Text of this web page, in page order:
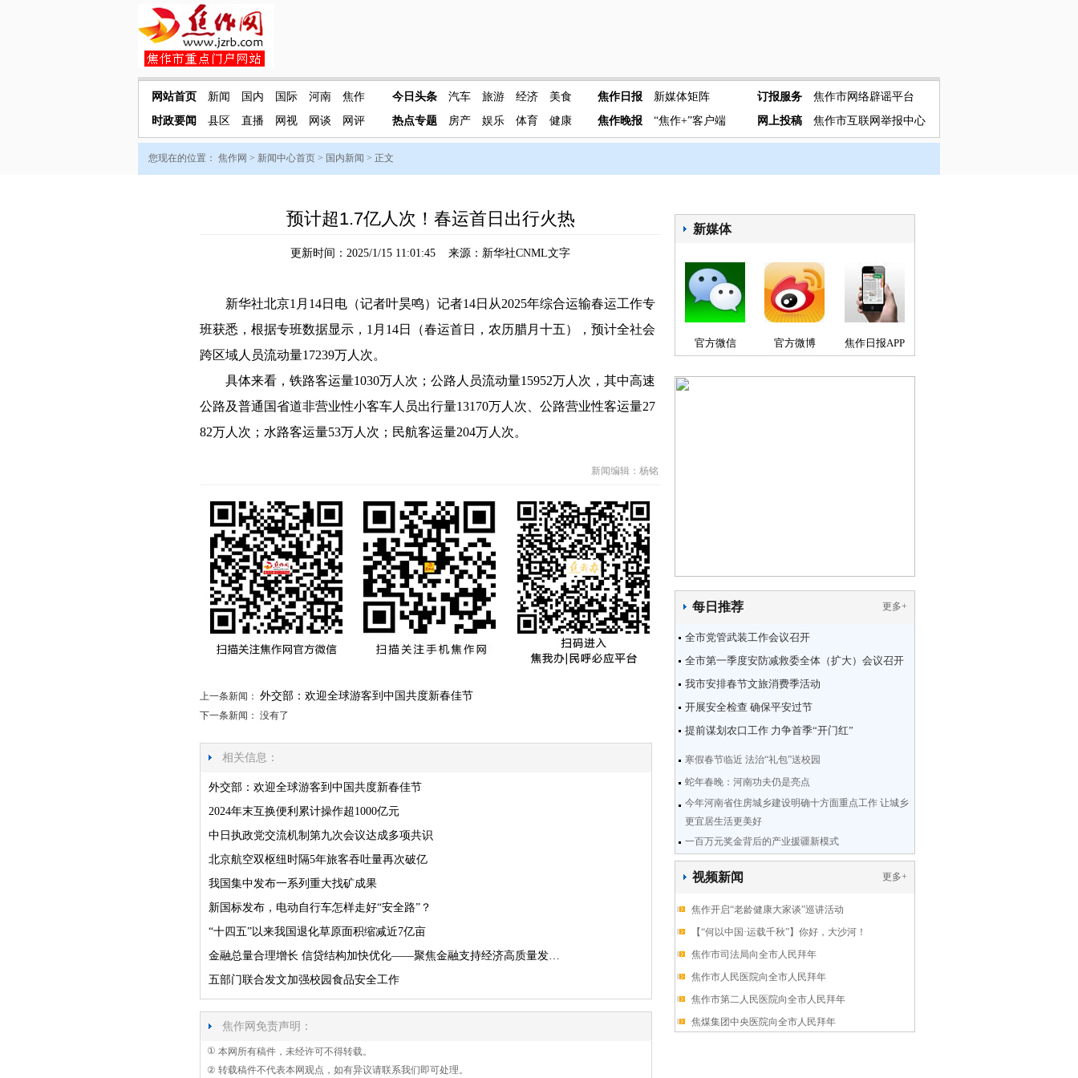
网站首页 新闻 国内 国际 河南
焦作
时政要闻
县区 直播 网视 网谈 网评
今日头条 汽车 旅游 经济
美食
热点专题
房产 娱乐 体育 健康
焦作日报
新媒体矩阵
焦作晚报
“焦作+”客户端
订报服务
焦作市网络辟谣平台
网上投稿
焦作市互联网举报中心
您现在的位置： 焦作网 > 新闻中心首页 > 国内新闻 > 正文
新媒体
官方微信 官方微博 焦作日报APP
每日推荐 更多+
全市党管武装工作会议召开
全市第一季度安防减救委全体（扩大）会议召开
我市安排春节文旅消费季活动
开展安全检查 确保平安过节
提前谋划农口工作 力争首季“开门红”
寒假春节临近 法治“礼包”送校园
蛇年春晚：河南功夫仍是亮点
今年河南省住房城乡建设明确十方面重点工作 让城乡
更宜居生活更美好
一百万元奖金背后的产业援疆新模式
视频新闻 更多+
焦作开启“老龄健康大家谈”巡讲活动
【“何以中国·运载千秋”】你好，大沙河！
焦作市司法局向全市人民拜年
焦作市人民医院向全市人民拜年
焦作市第二人民医院向全市人民拜年
焦煤集团中央医院向全市人民拜年
预计超1.7亿人次！春运首日出行火热
更新时间：2025/1/15 11:01:45 来源：新华社CNML文字
新华社北京1月14日电（记者叶昊鸣）记者14日从2025年综合运输春运工作专
班获悉，根据专班数据显示，1月14日（春运首日，农历腊月十五），预计全社会
跨区域人员流动量17239万人次。
具体来看，铁路客运量1030万人次；公路人员流动量15952万人次，其中高速
公路及普通国省道非营业性小客车人员出行量13170万人次、公路营业性客运量27
82万人次；水路客运量53万人次；民航客运量204万人次。
新闻编辑：杨铭
上一条新闻：外交部：欢迎全球游客到中国共度新春佳节
下一条新闻： 没有了
相关信息：
外交部：欢迎全球游客到中国共度新春佳节
2024年末互换便利累计操作超1000亿元
中日执政党交流机制第九次会议达成多项共识
北京航空双枢纽时隔5年旅客吞吐量再次破亿
我国集中发布一系列重大找矿成果
新国标发布，电动自行车怎样走好“安全路”？
“十四五”以来我国退化草原面积缩减近7亿亩
金融总量合理增长 信贷结构加快优化——聚焦金融支持经济高质量发…
五部门联合发文加强校园食品安全工作
焦作网免责声明：
① 本网所有稿件，未经许可不得转载。
② 转载稿件不代表本网观点，如有异议请联系我们即可处理。